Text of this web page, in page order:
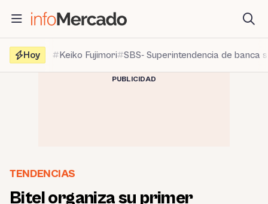
contenido
Hoy
Keiko Fujimori SBS- Superintendencia de banca
PUBLICIDAD
TENDENCIAS
Bitel organiza su primer